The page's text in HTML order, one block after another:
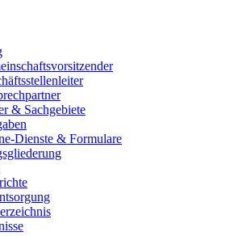
& Sachgebiete
Dienste & Formulare